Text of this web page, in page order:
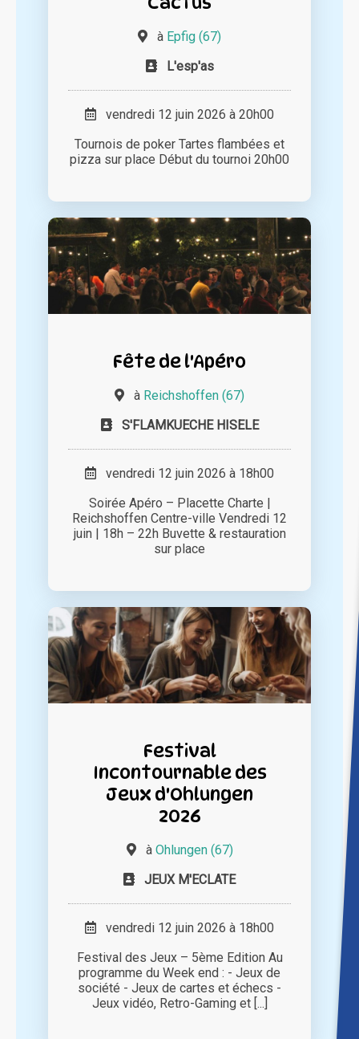
à Epfig (67)
L'esp'as
vendredi 12 juin 2026 à 20h00
Tournois de poker Tartes flambées et
pizza sur place Début du tournoi 20h00
Fête de l'Apéro
à Reichshoffen (67)
S'FLAMKUECHE HISELE
vendredi 12 juin 2026 à 18h00
Soirée Apéro – Placette Charte |
Reichshoffen Centre-ville Vendredi 12
juin | 18h – 22h Buvette & restauration
sur place
Festival
Incontournable des
Jeux d'Ohlungen
2026
à Ohlungen (67)
JEUX M'ECLATE
vendredi 12 juin 2026 à 18h00
Festival des Jeux – 5ème Edition Au
programme du Week end : - Jeux de
société - Jeux de cartes et échecs -
Jeux vidéo, Retro-Gaming et [...]